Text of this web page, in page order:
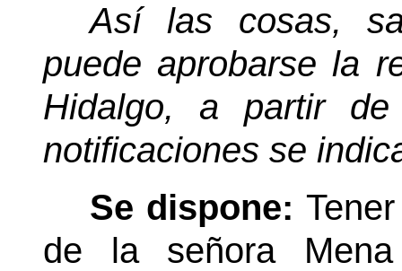
Así las cosas,
puede aprobarse la
Hidalgo, a partir
notificaciones se
Se dispone:
de la señora